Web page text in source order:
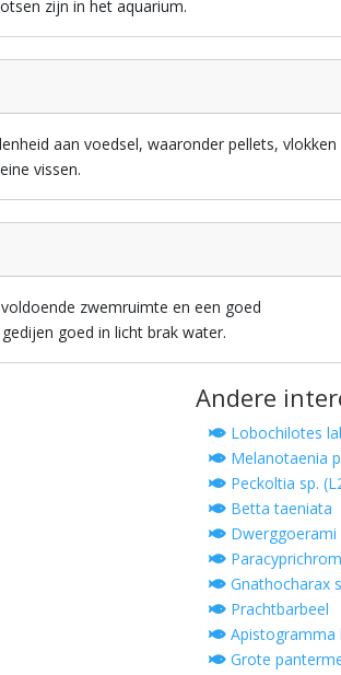
zijn in het aquarium.
aan voedsel, waaronder pellets, vlokken
vissen.
zwemruimte en een goed
goed in licht brak water.
Andere
Lobochilotes
Melanotaenia
Peckoltia sp.
Betta taeniata
Dwerggoerami
Gnathocharax
Prachtbarbeel
Apistogramma
Grote